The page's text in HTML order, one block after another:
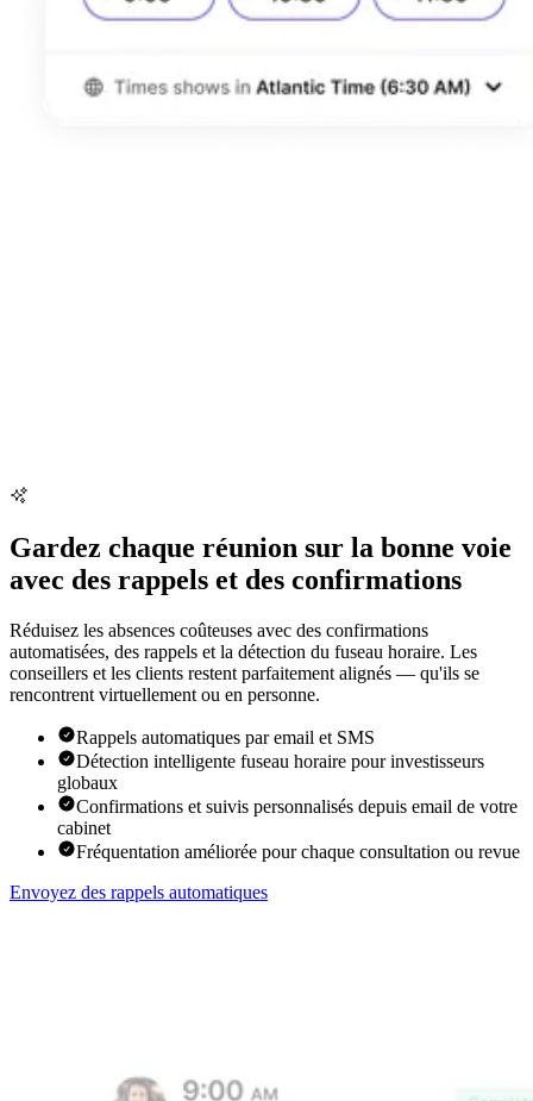
Gardez chaque réunion sur la bonne voie
avec des rappels et des confirmations
Réduisez les absences coûteuses avec des confirmations
automatisées, des rappels et la détection du fuseau horaire. Les
conseillers et les clients restent parfaitement alignés — qu'ils se
rencontrent virtuellement ou en personne.
Rappels automatiques par email et SMS
Détection intelligente fuseau horaire pour investisseurs
globaux
Confirmations et suivis personnalisés depuis email de votre
cabinet
Fréquentation améliorée pour chaque consultation ou revue
Envoyez des rappels automatiques